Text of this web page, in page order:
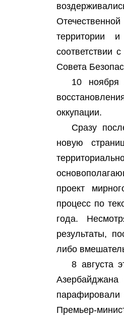
территории
соответствии
Совета
10
оккупации.
Сразу
новую
проект
процесс по
года.
результаты,
либо
8 августа
парафировали
Премьер-